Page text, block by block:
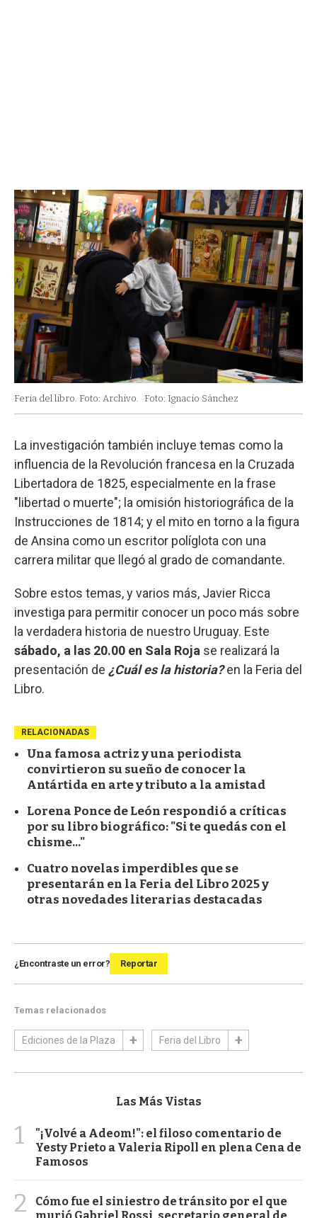
Feria del libro. Foto: Archivo. Foto: Ignacio Sánchez
La investigación también incluye temas como la
influencia de la Revolución francesa en la Cruzada
Libertadora de 1825, especialmente en la frase
"libertad o muerte"; la omisión historiográfica de la
Instrucciones de 1814; y el mito en torno a la figura
de Ansina como un escritor políglota con una
carrera militar que llegó al grado de comandante.
Sobre estos temas, y varios más, Javier Ricca
investiga para permitir conocer un poco más sobre
la verdadera historia de nuestro Uruguay. Este
sábado, a las 20.00 en Sala Roja se realizará la
presentación de ¿Cuál es la historia?en la Feria del
Libro.
RELACIONADAS
Una famosa actriz y una periodista
convirtieron su sueño de conocer la
Antártida en arte y tributo a la amistad
Lorena Ponce de León respondió a críticas
por su libro biográfico: "Si te quedás con el
chisme..."
Cuatro novelas imperdibles que se
presentarán en la Feria del Libro 2025 y
otras novedades literarias destacadas
¿Encontraste un error? Reportar
Temas relacionados
Ediciones de la Plaza Feria del Libro
Las Más Vistas
1
"¡Volvé a Adeom!": el filoso comentario de
Yesty Prieto a Valeria Ripoll en plena Cena de
Famosos
2
Cómo fue el siniestro de tránsito por el que
murió Gabriel Rossi, secretario general de